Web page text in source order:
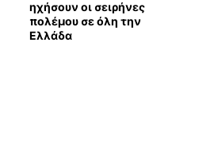
ηχήσουν οι σειρήνες
πολέμου σε όλη την
Ελλάδα